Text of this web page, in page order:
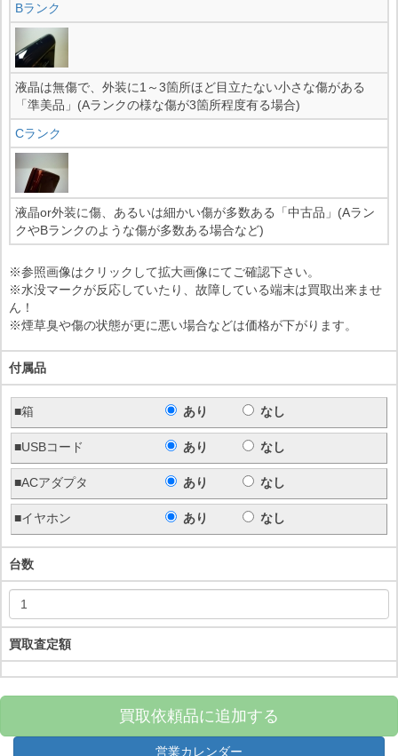
Bランク
液晶は無傷で、外装に1～3箇所ほど目立たない小さな傷がある
「準美品」(Aランクの様な傷が3箇所程度有る場合)
Cランク
液晶or外装に傷、あるいは細かい傷が多数ある「中古品」(Aラン
クやBランクのような傷が多数ある場合など)
※参照画像はクリックして拡大画像にてご確認下さい。
※水没マークが反応していたり、故障している端末は買取出来ませ
ん！
※煙草臭や傷の状態が更に悪い場合などは価格が下がります。
付属品
■箱 あり なし
■USBコード あり なし
■ACアダプタ あり なし
■イヤホン あり なし
台数
買取査定額
買取依頼品に追加する
営業カレンダー